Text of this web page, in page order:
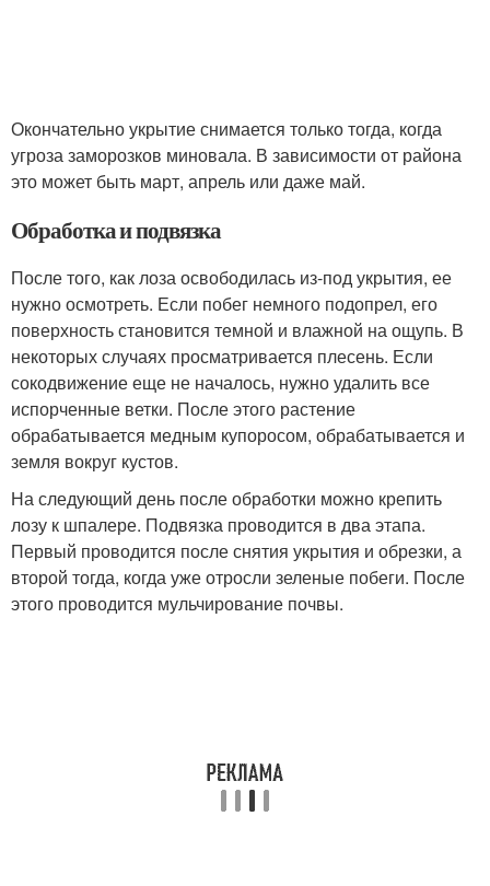
Окончательно укрытие снимается только тогда, когда
угроза заморозков миновала. В зависимости от района
это может быть март, апрель или даже май.
Обработка и подвязка
После того, как лоза освободилась из-под укрытия, ее
нужно осмотреть. Если побег немного подопрел, его
поверхность становится темной и влажной на ощупь. В
некоторых случаях просматривается плесень. Если
сокодвижение еще не началось, нужно удалить все
испорченные ветки. После этого растение
обрабатывается медным купоросом, обрабатывается и
земля вокруг кустов.
На следующий день после обработки можно крепить
лозу к шпалере. Подвязка проводится в два этапа.
Первый проводится после снятия укрытия и обрезки, а
второй тогда, когда уже отросли зеленые побеги. После
этого проводится мульчирование почвы.